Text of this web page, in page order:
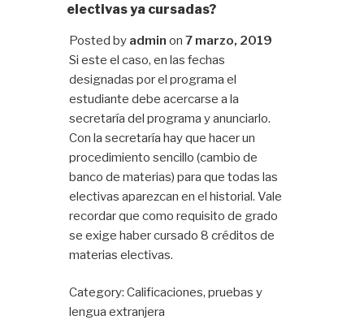
electivas ya cursadas?
Posted by admin on 7 marzo, 2019
Si este el caso, en las fechas
designadas por el programa el
estudiante debe acercarse a la
secretaría del programa y anunciarlo.
Con la secretaría hay que hacer un
procedimiento sencillo (cambio de
banco de materias) para que todas las
electivas aparezcan en el historial. Vale
recordar que como requisito de grado
se exige haber cursado 8 créditos de
materias electivas.
Category: Calificaciones, pruebas y
lengua extranjera